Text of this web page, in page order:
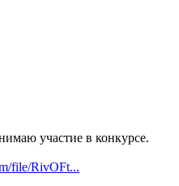
участие в конкурсе.
file/RivOFt...